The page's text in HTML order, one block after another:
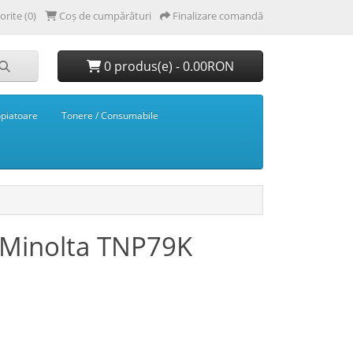
(0) Coș de cumpărături Finalizare comandă
0 produs(e) - 0.00RON
Tonere / Consumabile
TNP79K